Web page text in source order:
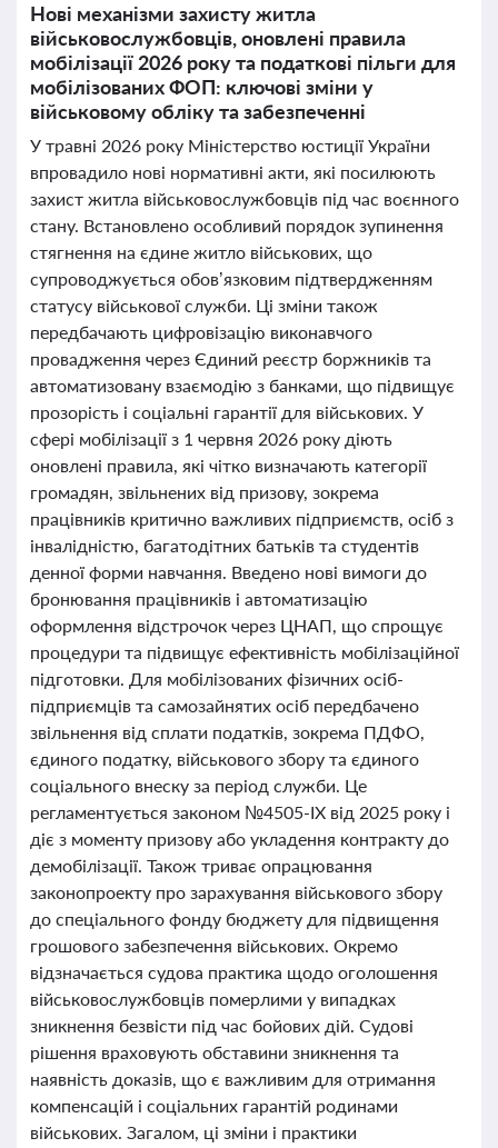
Нові механізми захисту житла
військовослужбовців, оновлені правила
мобілізації 2026 року та податкові пільги для
мобілізованих ФОП: ключові зміни у
військовому обліку та забезпеченні
У травні 2026 року Міністерство юстиції України
впровадило нові нормативні акти, які посилюють
захист житла військовослужбовців під час воєнного
стану. Встановлено особливий порядок зупинення
стягнення на єдине житло військових, що
супроводжується обов’язковим підтвердженням
статусу військової служби. Ці зміни також
передбачають цифровізацію виконавчого
провадження через Єдиний реєстр боржників та
автоматизовану взаємодію з банками, що підвищує
прозорість і соціальні гарантії для військових. У
сфері мобілізації з 1 червня 2026 року діють
оновлені правила, які чітко визначають категорії
громадян, звільнених від призову, зокрема
працівників критично важливих підприємств, осіб з
інвалідністю, багатодітних батьків та студентів
денної форми навчання. Введено нові вимоги до
бронювання працівників і автоматизацію
оформлення відстрочок через ЦНАП, що спрощує
процедури та підвищує ефективність мобілізаційної
підготовки. Для мобілізованих фізичних осіб-
підприємців та самозайнятих осіб передбачено
звільнення від сплати податків, зокрема ПДФО,
єдиного податку, військового збору та єдиного
соціального внеску за період служби. Це
регламентується законом №4505-ІХ від 2025 року і
діє з моменту призову або укладення контракту до
демобілізації. Також триває опрацювання
законопроекту про зарахування військового збору
до спеціального фонду бюджету для підвищення
грошового забезпечення військових. Окремо
відзначається судова практика щодо оголошення
військовослужбовців померлими у випадках
зникнення безвісти під час бойових дій. Судові
рішення враховують обставини зникнення та
наявність доказів, що є важливим для отримання
компенсацій і соціальних гарантій родинами
військових. Загалом, ці зміни і практики